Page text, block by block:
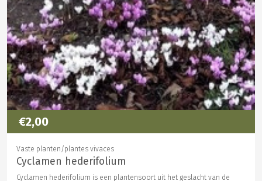
€2,00
Vaste planten/plantes vivaces
Cyclamen hederifolium
Cyclamen hederifolium is een plantensoort uit het geslacht van de